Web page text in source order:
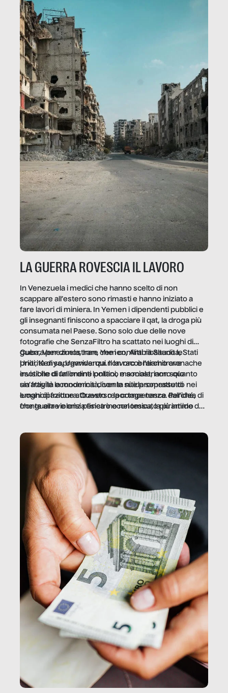
LA GUERRA ROVESCIA IL LAVORO
In Venezuela i medici che hanno scelto di non
scappare all’estero sono rimasti e hanno iniziato a
fare lavori di miniera. In Yemen i dipendenti pubblici e
gli insegnanti finiscono a spacciare il qat, la droga più
consumata nel Paese. Sono solo due delle nove
fotografie che SenzaFiltro ha scattato nei luoghi di
guerra per dimostrare che i conflitti ribaltano le
priorità di sopravvivenza. Il lavoro è l’architrave
invisibile di un ordine politico e sociale, non solo
un’attività economica: diventa nitida soprattutto nei
luoghi di frattura. Questo reportage nasce dall’idea
che guerre e crisi penetrino nel tessuto più intimo
Cuba, Venezuela, Iran, Yemen, Arabia Saudita, Stati
Uniti, Kenya, Uganda: qui non raccontiamo cronache
esotiche di fallimenti lontani, ma mostriamo quanto
sia fragile la modernità, con le sue promesse di
emancipazione attraverso la competenza. Perché, di
fronte alla violenza fisica o economica, la piramide del